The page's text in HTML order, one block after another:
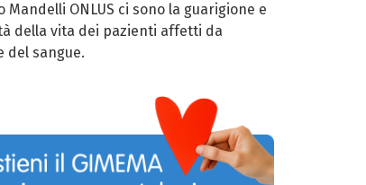
Mandelli ONLUS ci sono la guarigione e
della vita dei pazienti affetti da
del sangue.